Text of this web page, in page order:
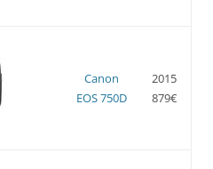
Canon
EOS 750D
2015
879€